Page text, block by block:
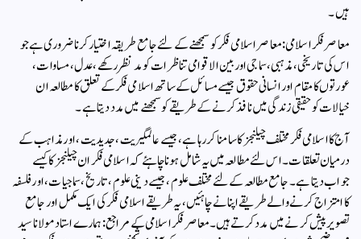
ہيں۔
معاصر فكر اسلامى:معاصر اسلامی فکر کو سمجھنے کے لئے جامع طریقہ اختیار کرنا ضروری ہے جو
اس کی تاریخی، مذہبی، سماجی اور بين الاقوامى تناظرات کو مد نظر رکھے، عدل، مساوات،
عورتوں كا مقام اور انسانی حقوق جیسے مسائل کے ساتھ اسلامی فکر کے تعلق کا مطالعہ ان
خیالات کو حقیقی زندگی میں نافذ کرنے کے طریقے كو سمجھنے میں مدد دیتا ہے۔
آج کا اسلامی فکر مختلف چیلنجز کا سامنا کر رہا ہے، جیسے عالمگیریت، جدیدیت، اور مذاہب کے
درمیان تعلقات۔ اس لئے مطالعہ میں یہ شامل ہونا چاہئے کہ اسلامی فکر ان چیلنجز کا کیسے
جواب دیتا ہے۔ جامع مطالعہ کے لئے مختلف علوم، جیسے دینی علوم، تاریخ، سماجیات، اور فلسفہ
کا امتزاج کرنے والے طریقے اپنانے چاہئیں، یہ طریقے اسلامی فکر کی ایک مکمل اور جامع
تصویر پیش کرنے میں مدد کرتے ہیں۔معاصر فكر اسلامى كے مراجع: ہمارے استاد مولانا سيد